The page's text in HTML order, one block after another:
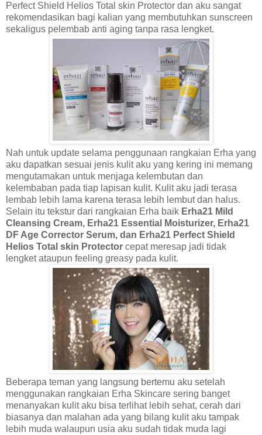
Perfect Shield Helios Total skin Protector dan aku sangat
rekomendasikan bagi kalian yang membutuhkan sunscreen
sekaligus pelembab anti aging tanpa rasa lengket.
Nah untuk update selama penggunaan rangkaian Erha yang
aku dapatkan sesuai jenis kulit aku yang kering ini memang
mengutamakan untuk menjaga kelembutan dan
kelembaban pada tiap lapisan kulit. Kulit aku jadi terasa
lembab lebih lama karena terasa lebih lembut dan halus.
Selain itu tekstur dari rangkaian Erha baik Erha21 Mild
Cleansing Cream, Erha21 Essential Moisturizer, Erha21
DF Age Corrector Serum, dan Erha21 Perfect Shield
Helios Total skin Protector cepat meresap jadi tidak
lengket ataupun feeling greasy pada kulit.
Beberapa teman yang langsung bertemu aku setelah
menggunakan rangkaian Erha Skincare sering banget
menanyakan kulit aku bisa terlihat lebih sehat, cerah dari
biasanya dan malahan ada yang bilang kulit aku tampak
lebih muda walaupun usia aku sudah tidak muda lagi